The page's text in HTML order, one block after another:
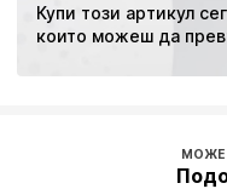
Купи този артикул
които можеш да
МОЖЕ